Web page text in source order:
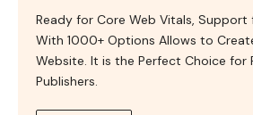
Ready for Core Web Vitals, Support
With 1000+ Options Allows to
Website. It is the Perfect Choice for
Publishers.